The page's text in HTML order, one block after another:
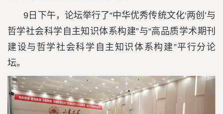
9日下午，论坛举行了“中华优秀传统文化‘两创’与
哲学社会科学自主知识体系构建”与“高品质学术期刊
建设与哲学社会科学自主知识体系构建”平行分论
坛。